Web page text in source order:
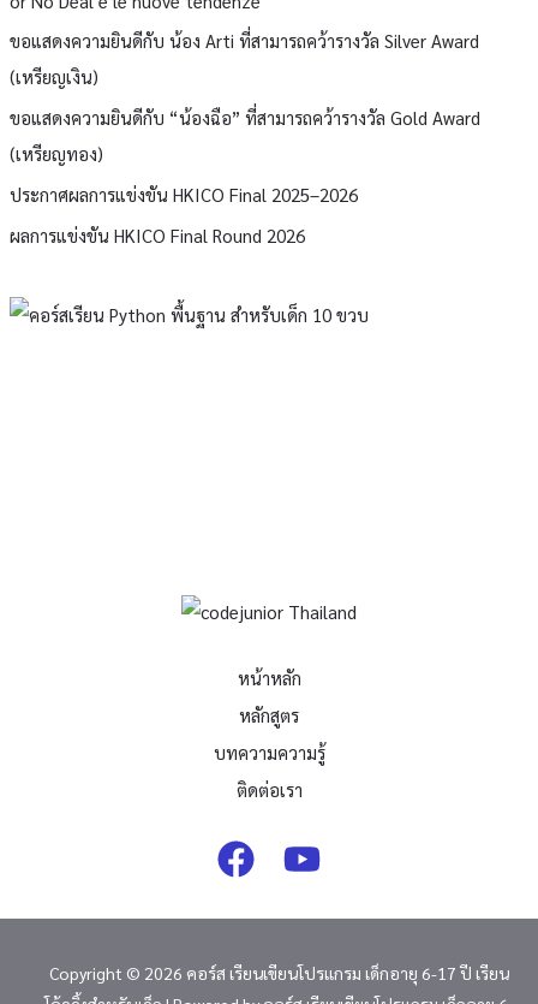
ขอแสดงความยินดีกับ น้อง Arti ที่สามารถคว้ารางวัล Silver Award
(เหรียญเงิน)
ขอแสดงความยินดีกับ “น้องฉือ” ที่สามารถคว้ารางวัล Gold Award
(เหรียญทอง)
ประกาศผลการแข่งขัน HKICO Final 2025–2026
ผลการแข่งขัน HKICO Final Round 2026
หน้าหลัก
หลักสูตร
บทความความรู้
ติดต่อเรา
Copyright © 2026 คอร์ส เรียนเขียนโปรแกรม เด็กอายุ 6-17 ปี เรียน